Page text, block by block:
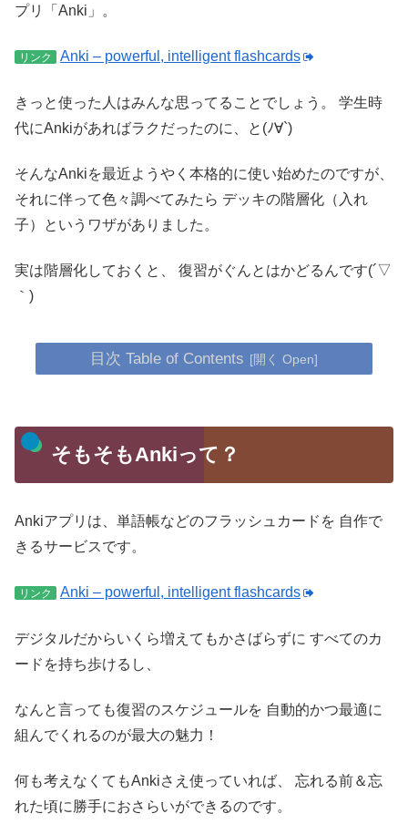
プリ「Anki」。
リンク Anki – powerful, intelligent flashcards
きっと使った人はみんな思ってることでしょう。
学生時
代にAnkiがあればラクだったのに、と(ﾉ∀`)
そんなAnkiを最近ようやく本格的に使い始めたのですが、
それに伴って色々調べてみたら デッキの階層化（入れ
子）というワザがありました。
実は階層化しておくと、
復習がぐんとはかどるんです(´▽
｀)
目次 Table of Contents
そもそもAnkiって？
Ankiアプリは、単語帳などのフラッシュカードを 自作で
きるサービスです。
リンク Anki – powerful, intelligent flashcards
デジタルだからいくら増えてもかさばらずに すべてのカ
ードを持ち歩けるし、
なんと言っても復習のスケジュールを 自動的かつ最適に
組んでくれるのが最大の魅力！
何も考えなくてもAnkiさえ使っていれば、
忘れる前＆忘
れた頃に勝手におさらいができるのです。